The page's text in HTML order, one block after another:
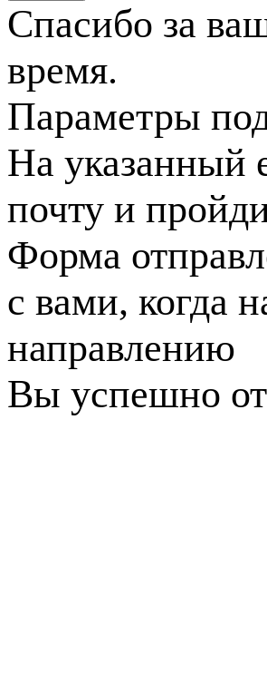
Спасибо за
время.
Параметры
На указанный
почту и
Форма
с вами, когда
направлению
Вы успешно